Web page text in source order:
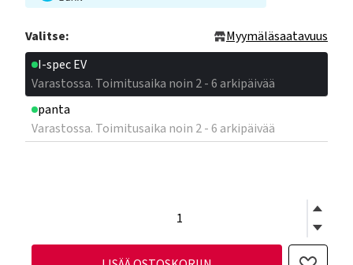
Valitse:
Myymäläsaatavuus
I-spec EV
Varastossa. Toimitusaika noin 2 - 6 arkipäivää
panta
Varastossa. Toimitusaika noin 2 - 6 arkipäivää